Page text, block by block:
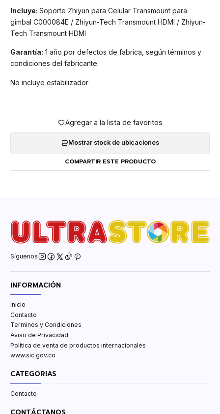
Incluye: Soporte Zhiyun para Celular Transmount para
gimbal C000084E / Zhiyun-Tech Transmount HDMI / Zhiyun-
Tech Transmount HDMI
Garantía: 1 año por defectos de fabrica, según términos y
condiciones del fabricante.
No incluye estabilizador
Agregar a la lista de favoritos
Mostrar stock de ubicaciones
COMPARTIR ESTE PRODUCTO
Síguenos
INFORMACIÓN
Inicio
Contacto
Terminos y Condiciones
Aviso de Privacidad
Política de venta de productos internacionales
www.sic.gov.co
CATEGORIAS
Contacto